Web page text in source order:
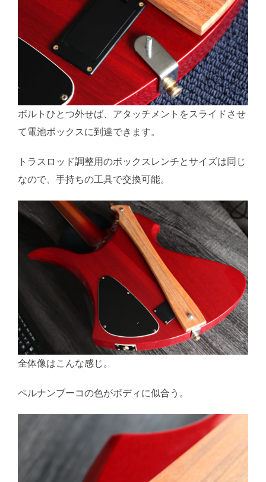
ボルトひとつ外せば、アタッチメントをスライドさせ
て電池ボックスに到達できます。
トラスロッド調整用のボックスレンチとサイズは同じ
なので、手持ちの工具で交換可能。
全体像はこんな感じ。
ペルナンブーコの色がボディに似合う。